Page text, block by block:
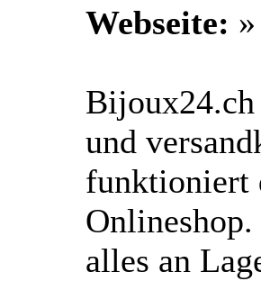
Webseite:
und
funktioniert
alles an